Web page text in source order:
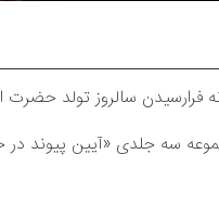
سالروز تولد
سه جلدی «آیین پیوند